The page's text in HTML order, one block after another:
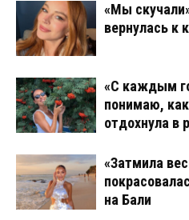
«Мы
вернулась к
«С каждым
понимаю,
отдохнула в
«Затмила
на Бали